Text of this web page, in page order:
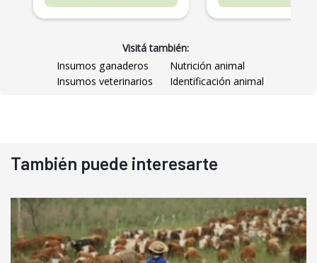
Visitá también:
Insumos ganaderos
Nutrición animal
Insumos veterinarios
Identificación animal
También puede interesarte